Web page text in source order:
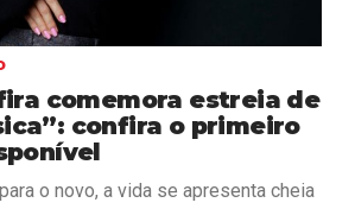
comemora estreia de
confira o primeiro
o novo, a vida se apresenta cheia